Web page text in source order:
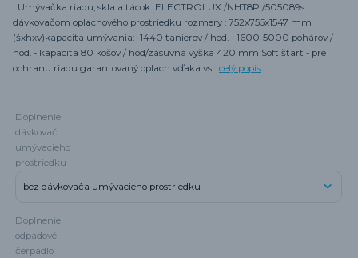
Umývačka riadu, skla a tácok ELECTROLUX /NHT8P /505089s
dávkovačom oplachového prostriedku rozmery : 752x755x1547 mm
(šxhxv)kapacita umývania:- 1440 tanierov / hod. - 1600-5000 pohárov /
hod. - kapacita 80 košov / hod/zásuvná výška 420 mm Soft štart - pre
ochranu riadu garantovaný oplach vďaka vs... celý popis
Doplnenie
dávkovač
umývacieho
prostriedku
Doplnenie
odpadové
čerpadlo